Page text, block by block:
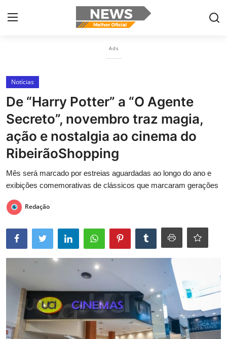
Home
Botelhos
Contact
Ribeirão Preto
Poços de Caldas
Ads
Notícias
De “Harry Potter” a “O Agente
Secreto”, novembro traz magia,
ação e nostalgia ao cinema do
RibeirãoShopping
Mês será marcado por estreias aguardadas ao longo do ano e
exibições comemorativas de clássicos que marcaram gerações
Redação
×